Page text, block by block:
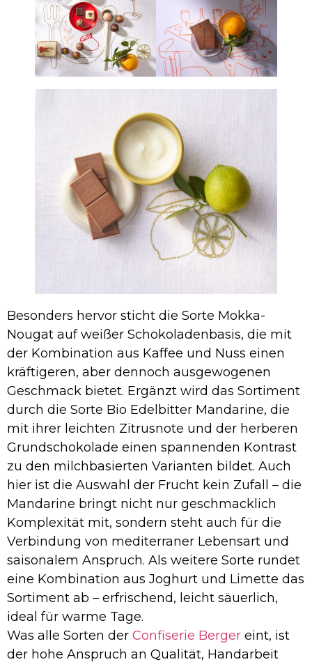
Besonders hervor sticht die Sorte Mokka-
Nougat auf weißer Schokoladenbasis, die mit
der Kombination aus Kaffee und Nuss einen
kräftigeren, aber dennoch ausgewogenen
Geschmack bietet. Ergänzt wird das Sortiment
durch die Sorte Bio Edelbitter Mandarine, die
mit ihrer leichten Zitrusnote und der herberen
Grundschokolade einen spannenden Kontrast
zu den milchbasierten Varianten bildet. Auch
hier ist die Auswahl der Frucht kein Zufall – die
Mandarine bringt nicht nur geschmacklich
Komplexität mit, sondern steht auch für die
Verbindung von mediterraner Lebensart und
saisonalem Anspruch. Als weitere Sorte rundet
eine Kombination aus Joghurt und Limette das
Sortiment ab – erfrischend, leicht säuerlich,
ideal für warme Tage.
Was alle Sorten der Confiserie Berger eint, ist
der hohe Anspruch an Qualität, Handarbeit